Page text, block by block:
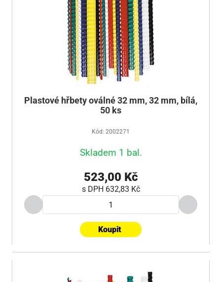
Plastové hřbety oválné 32 mm, 32 mm, bílá,
50 ks
Kód: 2002271
Skladem 1 bal.
523,00 Kč
s DPH 632,83 Kč
Koupit